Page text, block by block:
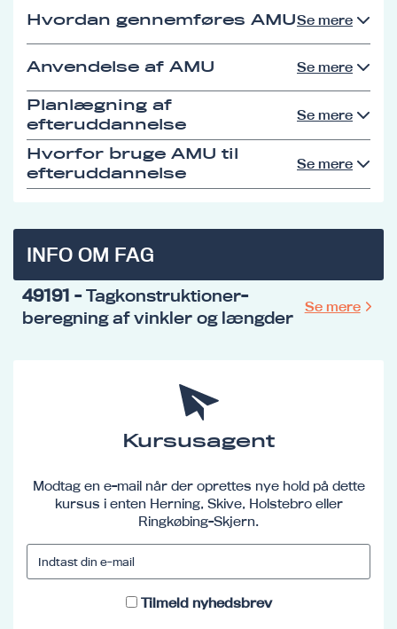
Hvordan gennemføres AMUSe mere
Anvendelse af AMU Se mere
Planlægning af
efteruddannelse
Se mere
Hvorfor bruge AMU til
efteruddannelse
Se mere
INFO OM FAG
49191 - Tagkonstruktioner-
beregning af vinkler og længder
Se mere
Kursusagent
Modtag en e-mail når der oprettes nye hold på dette
kursus i enten Herning, Skive, Holstebro eller
Ringkøbing-Skjern.
Tilmeld nyhedsbrev